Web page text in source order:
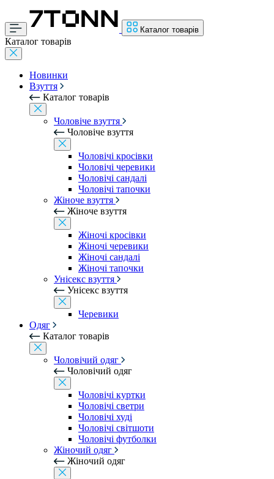
Каталог товарів
Каталог товарів
Новинки
Взуття
Каталог товарів
Чоловіче взуття
Чоловіче взуття
Чоловічі кросівки
Чоловічі черевики
Чоловічі сандалі
Чоловічі тапочки
Жіноче взуття
Жіноче взуття
Жіночі кросівки
Жіночі черевики
Жіночі сандалі
Жіночі тапочки
Унісекс взуття
Унісекс взуття
Черевики
Одяг
Каталог товарів
Чоловічий одяг
Чоловічий одяг
Чоловічі куртки
Чоловічі светри
Чоловічі худі
Чоловічі світшоти
Чоловічі футболки
Жіночий одяг
Жіночий одяг